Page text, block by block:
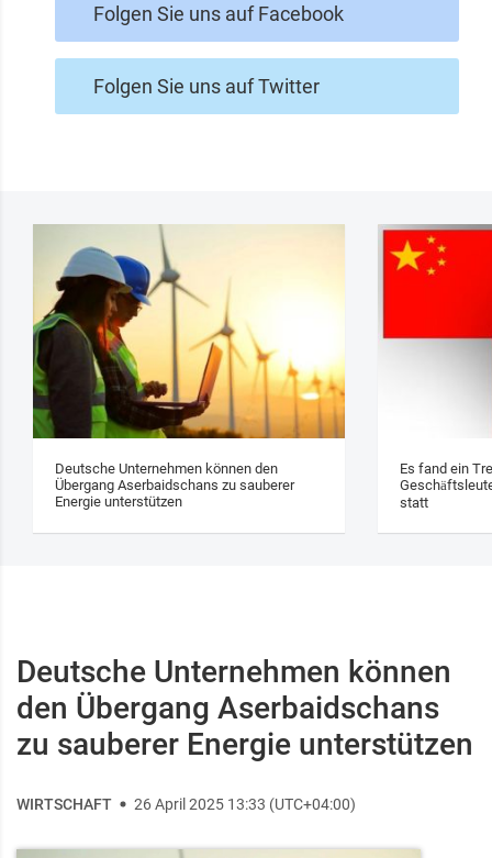
Folgen Sie uns auf Facebook
Folgen Sie uns auf Twitter
Deutsche Unternehmen können den
Übergang Aserbaidschans zu sauberer
Energie unterstützen
Es fand ein
statt
Deutsche Unternehmen können
den Übergang Aserbaidschans
zu sauberer Energie unterstützen
WIRTSCHAFT 26 April 2025 13:33 (UTC+04:00)